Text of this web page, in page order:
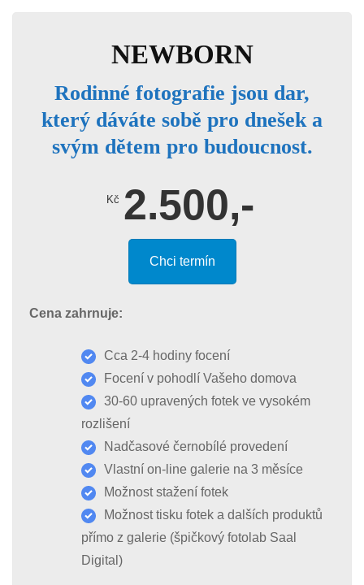
NEWBORN
Rodinné fotografie jsou dar,
který dáváte sobě pro dnešek a
svým dětem pro budoucnost.
Kč 2.500,-
Chci termín
Cena zahrnuje:
Cca 2-4 hodiny focení
Focení v pohodlí Vašeho domova
30-60 upravených fotek ve vysokém
rozlišení
Nadčasové černobílé provedení
Vlastní on-line galerie na 3 měsíce
Možnost stažení fotek
Možnost tisku fotek a dalších produktů
přímo z galerie (špičkový fotolab Saal
Digital)